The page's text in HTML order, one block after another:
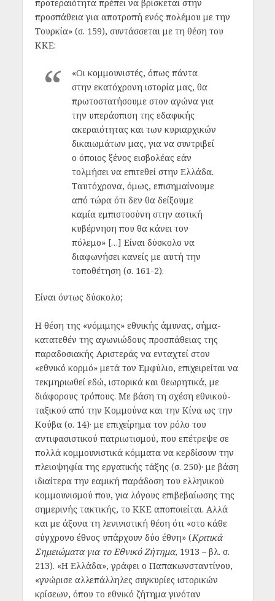
προτεραιότητα πρέπει να βρίσκεται στην
προσπάθεια για αποτροπή ενός πολέμου με την
Τουρκία» (σ. 159), συντάσσεται με τη θέση του
ΚΚΕ:
«Οι κομμουνιστές, όπως πάντα
στην εκατόχρονη ιστορία μας, θα
πρωτοστατήσουμε στον αγώνα για
την υπεράσπιση της εδαφικής
ακεραιότητας και των κυριαρχικών
δικαιωμάτων μας, για να συντριβεί
ο όποιος ξένος εισβολέας εάν
τολμήσει να επιτεθεί στην Ελλάδα.
Ταυτόχρονα, όμως, επισημαίνουμε
από τώρα ότι δεν θα δείξουμε
καμία εμπιστοσύνη στην αστική
κυβέρνηση που θα κάνει τον
πόλεμο» […] Είναι δύσκολο να
διαφωνήσει κανείς με αυτή την
τοποθέτηση (σ. 161-2).
Είναι όντως δύσκολο;
Η θέση της «νόμιμης» εθνικής άμυνας, σήμα-
κατατεθέν της αγωνιώδους προσπάθειας της
παραδοσιακής Αριστεράς να ενταχτεί στον
«εθνικό κορμό» μετά τον Εμφύλιο, επιχειρείται να
τεκμηριωθεί εδώ, ιστορικά και θεωρητικά, με
διάφορους τρόπους. Με βάση τη σχέση εθνικού-
ταξικού από την Κομμούνα και την Κίνα ως την
Κούβα (σ. 14)· με επιχείρημα τον ρόλο του
αντιφασιστικού πατριωτισμού, που επέτρεψε σε
πολλά κομμουνιστικά κόμματα να κερδίσουν την
πλειοψηφία της εργατικής τάξης (σ. 250)· με βάση
ιδιαίτερα την εαμική παράδοση του ελληνικού
κομμουνισμού που, για λόγους επιβεβαίωσης της
σημερινής τακτικής, το ΚΚΕ αποποιείται. Αλλά
και με άξονα τη λενινιστική θέση ότι «στο κάθε
σύγχρονο έθνος υπάρχουν δύο έθνη» (Κριτικά
Σημειώματα για το Εθνικό Ζήτημα, 1913 – βλ. σ.
213). «Η Ελλάδα», γράφει ο Παπακωνσταντίνου,
«γνώρισε αλλεπάλληλες συγκυρίες ιστορικών
κρίσεων, όπου το εθνικό ζήτημα γινόταν